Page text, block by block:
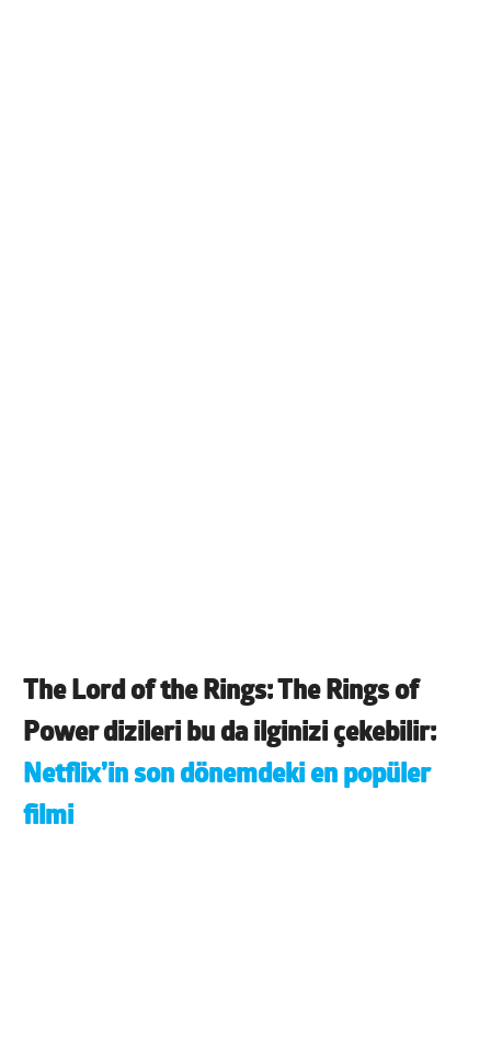
The Lord of the Rings: The Rings of
Power dizileri bu da ilginizi çekebilir:
Netflix’in son dönemdeki en popüler
filmi